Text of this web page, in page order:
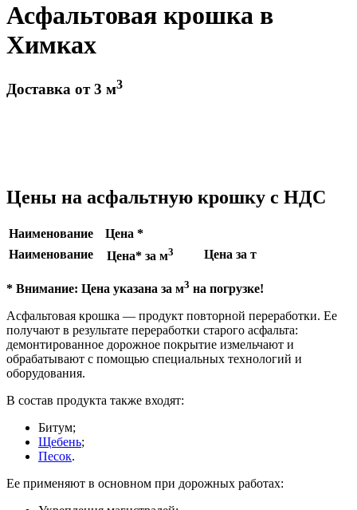
Асфальтовая крошка в
Химках
Доставка от 3 м3
Цены на асфальтную крошку с НДС
Наименование
Цена *
Наименование
Цена* за м3 Цена за т
* Внимание: Цена указана за м3 на погрузке!
Асфальтовая крошка — продукт повторной переработки. Ее
получают в результате переработки старого асфальта:
демонтированное дорожное покрытие измельчают и
обрабатывают с помощью специальных технологий и
оборудования.
В состав продукта также входят:
Битум;
Щебень;
Песок.
Ее применяют в основном при дорожных работах: